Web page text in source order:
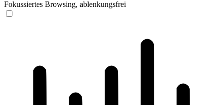
Fokussiertes Browsing, ablenkungsfrei